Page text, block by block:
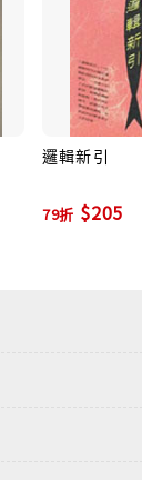
邏輯新引
79折 $205